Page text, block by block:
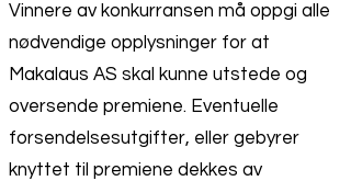
Vinnere av konkurransen må oppgi alle
nødvendige opplysninger for at
Makalaus AS skal kunne utstede og
oversende premiene. Eventuelle
forsendelsesutgifter, eller gebyrer
knyttet til premiene dekkes av